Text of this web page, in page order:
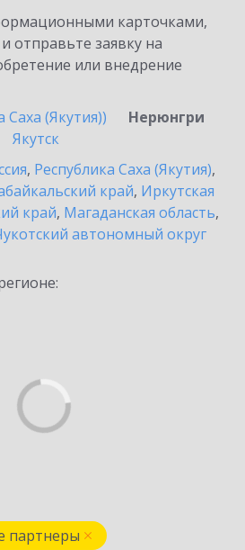
карточками,
отправьте заявку на
или внедрение
(Якутия))
Нерюнгри
Якутск
, Республика Саха (Якутия),
край, Иркутская
край, Магаданская область,
автономный округ
партнеры